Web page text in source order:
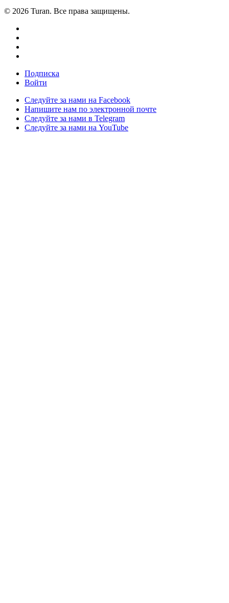
© 2026 Turan. Все права защищены.
Подписка
Войти
Следуйте за нами на Facebook
Напишите нам по электронной почте
Следуйте за нами в Telegram
Следуйте за нами на YouTube